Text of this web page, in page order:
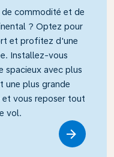
de commodité et de
? Optez pour
et profitez d'une
Installez-vous
spacieux avec plus
une plus grande
et vous reposer tout
vol.